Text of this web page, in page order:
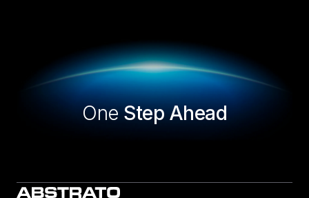
OneStep Ahead